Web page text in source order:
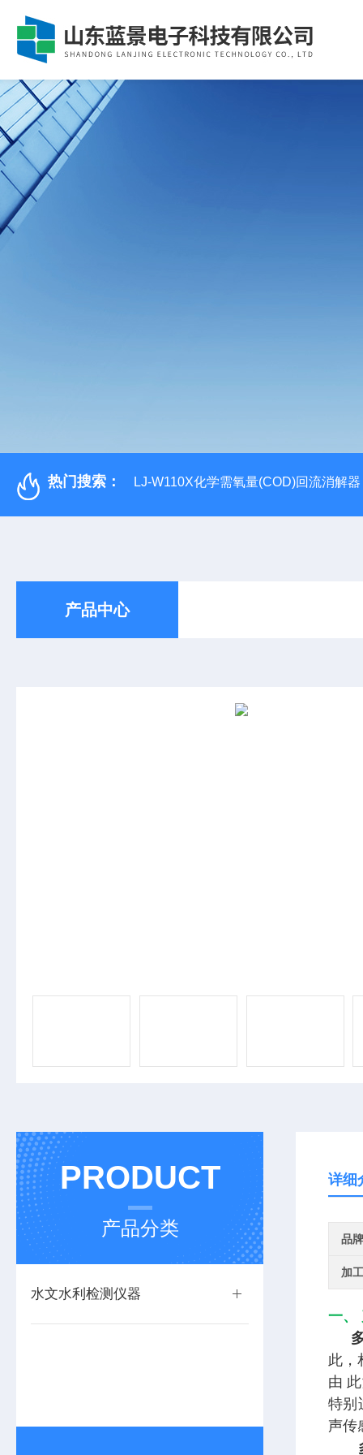
热门搜索： LJ-W110X化学需氧量(COD)回流消解器
产品中心
PRODUCT
产品分类
水文水利检测仪器
详细
品牌
加
一、
此，
由
特别
声传